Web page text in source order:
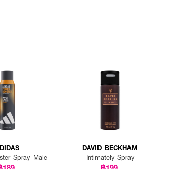
Spray Male
DAVID BECKHAM
Intimately Spray